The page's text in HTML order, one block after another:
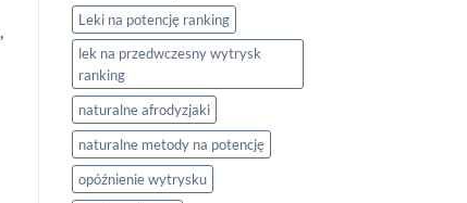
Leki na potencję ranking
lek na przedwczesny wytrysk
ranking
naturalne afrodyzjaki
naturalne metody na potencję
opóźnienie wytrysku